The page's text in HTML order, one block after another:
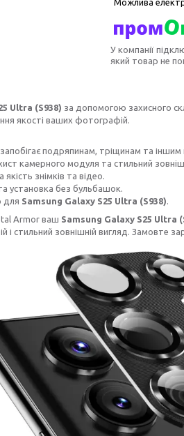
У компанії
який товар не
Ultra (S938) за допомогою захисного
якості ваших фотографій.
подряпинам, тріщинам та
камерного модуля та стильний
знімків та відео.
установка без бульбашок.
для Samsung Galaxy S25 Ultra (S938)
Armor ваш Samsung Galaxy S25 Ultra
стильний зовнішній вигляд. Замовте